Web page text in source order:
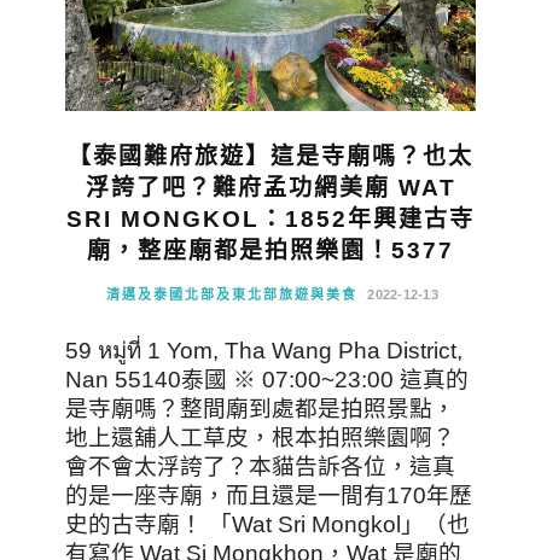
【泰國難府旅遊】這是寺廟嗎？也太
浮誇了吧？難府孟功網美廟 WAT
SRI MONGKOL：1852年興建古寺
廟，整座廟都是拍照樂園！5377
清邁及泰國北部及東北部旅遊與美食 2022-12-13
59 หมู่ที่ 1 Yom, Tha Wang Pha District,
Nan 55140泰國 ※ 07:00~23:00 這真的
是寺廟嗎？整間廟到處都是拍照景點，
地上還舖人工草皮，根本拍照樂園啊？
會不會太浮誇了？本貓告訴各位，這真
的是一座寺廟，而且還是一間有170年歷
史的古寺廟！ 「Wat Sri Mongkol」（也
有寫作 Wat Si Mongkhon，Wat 是廟的